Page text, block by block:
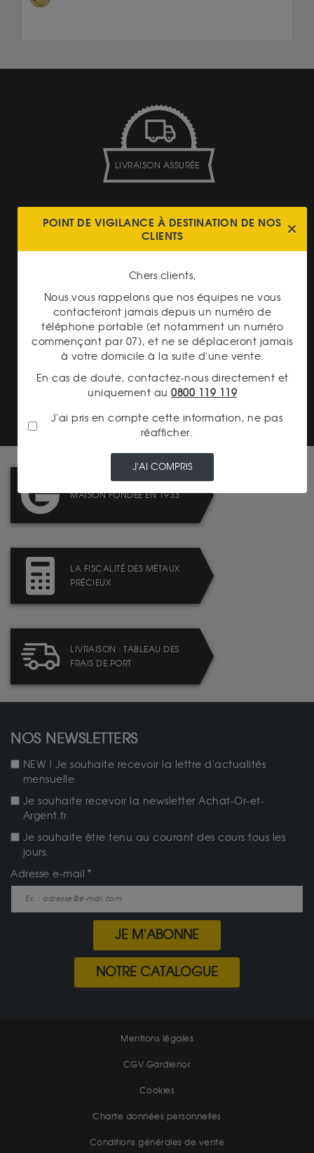
LIVRAISON ASSURÉE
PAIEMENT SECURISÉ
TRANSPARENCE DES
PRIX
MAISON FONDÉE EN 1933
LA FISCALITÉ DES MÉTAUX
PRÉCIEUX
LIVRAISON : TABLEAU DES
FRAIS DE PORT
NOS NEWSLETTERS
NEW ! Je souhaite recevoir la lettre d'actualités
mensuelle.
Je souhaite recevoir la newsletter Achat-Or-et-
Argent.fr
Je souhaite être tenu au courant des cours tous les
jours.
Adresse e-mail
JE M'ABONNE
NOTRE CATALOGUE
Mentions légales
CGV Gardienor
Cookies
Charte données personnelles
Conditions générales de vente
POINT DE VIGILANCE À DESTINATION DE NOS
CLIENTS
Chers clients,
Nous vous rappelons que nos équipes ne vous
contacteront jamais depuis un numéro de
téléphone portable (et notamment un numéro
commençant par 07), et ne se déplaceront jamais
à votre domicile à la suite d'une vente.
En cas de doute, contactez-nous directement et
uniquement au 0800 119 119
J'ai pris en compte cette information, ne pas
réafficher.
J'AI COMPRIS